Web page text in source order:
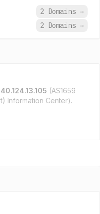
2 Domains →
2 Domains →
(AS1659
Information Center).